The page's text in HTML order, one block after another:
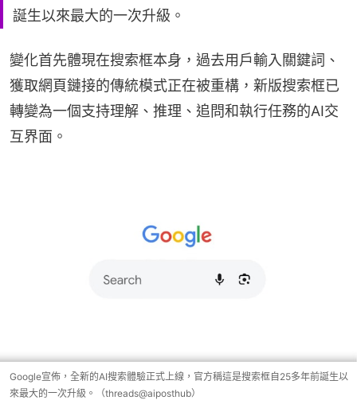
誕生以來最大的一次升級。
變化首先體現在搜索框本身，過去用戶輸入關鍵詞、
獲取網頁鏈接的傳統模式正在被重構，新版搜索框已
轉變為一個支持理解、推理、追問和執行任務的AI交
互界面。
Google宣佈，全新的AI搜索體驗正式上線，官方稱這是搜索框自25多年前誕生以
來最大的一次升級。（threads@aiposthub）